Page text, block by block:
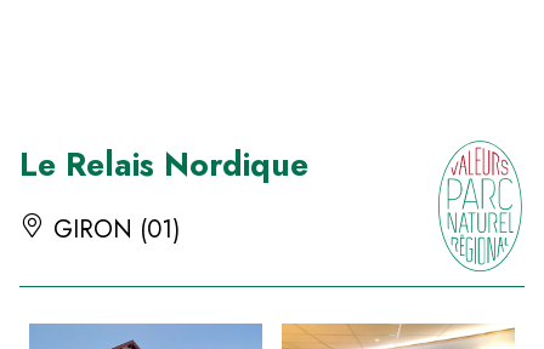
Le Relais Nordique
GIRON (01)